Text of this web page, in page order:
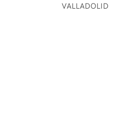
VALLADOLID